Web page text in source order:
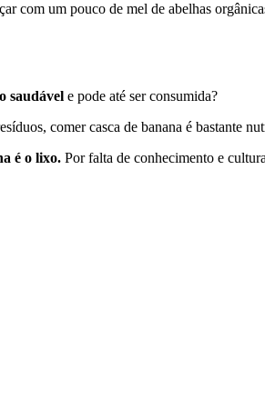
com um pouco de mel de abelhas
saudável e pode até ser consumida?
comer casca de banana é bastante
é o lixo. Por falta de conhecimento e